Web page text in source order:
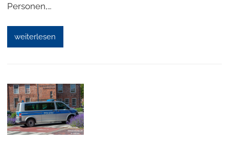
Personen,…
weiterlesen